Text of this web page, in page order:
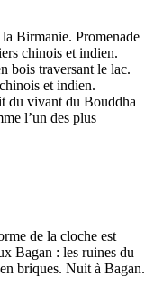
Birmanie. Promenade
chinois et indien.
bois traversant le lac.
et indien.
du vivant du Bouddha
l’un des plus
de la cloche est
Bagan : les ruines du
briques. Nuit à Bagan.